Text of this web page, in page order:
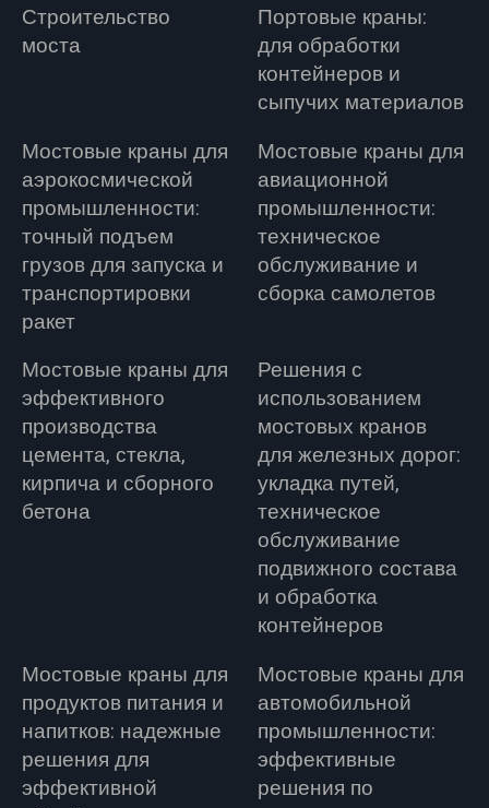
Строительство
моста
Портовые краны:
для обработки
контейнеров и
сыпучих материалов
Мостовые краны для
аэрокосмической
промышленности:
точный подъем
грузов для запуска и
транспортировки
ракет
Мостовые краны для
авиационной
промышленности:
техническое
обслуживание и
сборка самолетов
Мостовые краны для
эффективного
производства
цемента, стекла,
кирпича и сборного
бетона
Решения с
использованием
мостовых кранов
для железных дорог:
укладка путей,
техническое
обслуживание
подвижного состава
и обработка
контейнеров
Мостовые краны для
продуктов питания и
напитков: надежные
решения для
эффективной
Мостовые краны для
автомобильной
промышленности:
эффективные
решения по